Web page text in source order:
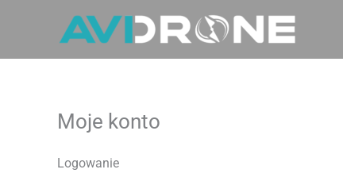
Moje konto
Logowanie